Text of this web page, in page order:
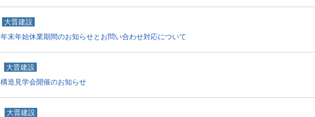
大晋建設
年末年始休業期間のお知らせとお問い合わせ対応について
大晋建設
構造見学会開催のお知らせ
大晋建設